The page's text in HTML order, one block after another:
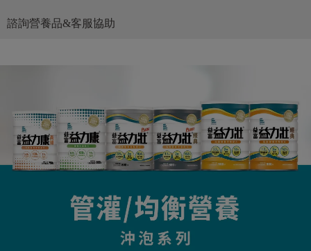
Nutritec Environmental-Friendly Cup (EFC) Instruction
如何灌食
諮詢營養品&客服協助